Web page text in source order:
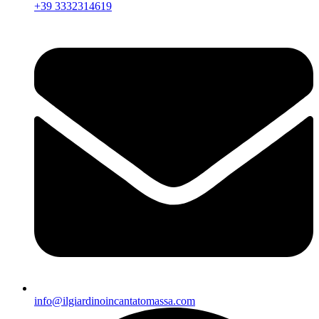
+39 3332314619
info@ilgiardinoincantatomassa.com